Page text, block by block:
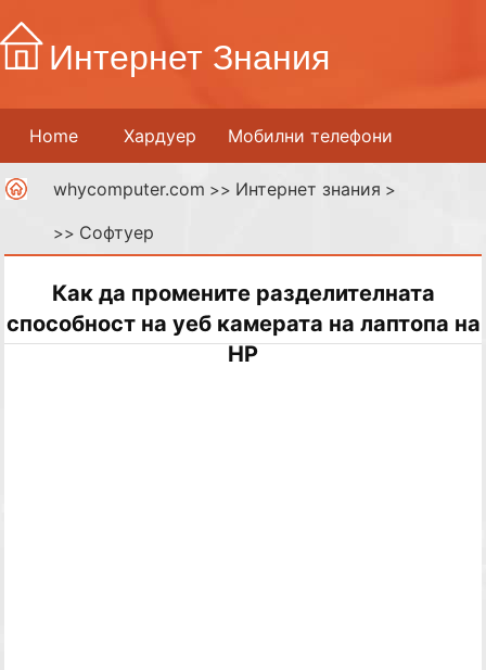
Интернет Знания
Home Хардуер Мобилни телефони
Принтери Мрежи Интернет
Дигитални медии
whycomputer.com >> Интернет знания >
>> Софтуер
Как да промените разделителната
способност на уеб камерата на лаптопа на
HP